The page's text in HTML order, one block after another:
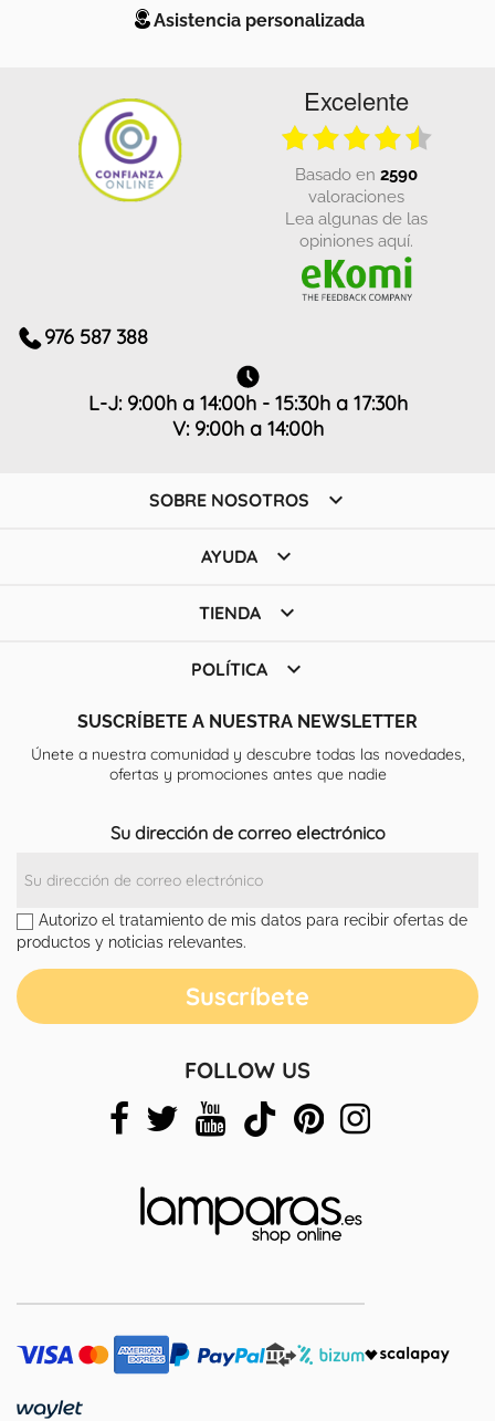
Asistencia personalizada
Excelente
basado en 2590
valoraciones
Lea algunas de las
opiniones aquí.
976 587 388
L-J: 9:00h a 14:00h - 15:30h a 17:30h
V: 9:00h a 14:00h
SOBRE NOSOTROS 
AYUDA 
TIENDA 
POLÍTICA 
SUSCRÍBETE A NUESTRA NEWSLETTER
Únete a nuestra comunidad y descubre todas las novedades,
ofertas y promociones antes que nadie
Su dirección de correo electrónico
Autorizo el tratamiento de mis datos para recibir ofertas de
productos y noticias relevantes.
FOLLOW US